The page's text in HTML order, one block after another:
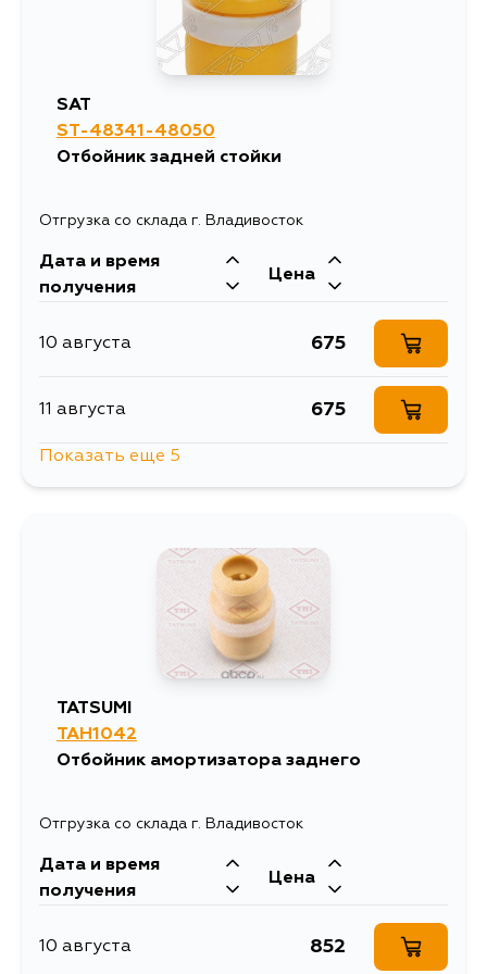
SAT
ST-48341-48050
Отбойник задней стойки
Отгрузка со склада г. Владивосток
Дата и время
получения
Цена
10 августа 675
11 августа 675
675
675
20 августа
Показать еще 5
TATSUMI
TAH1042
Отбойник амортизатора заднего
Отгрузка со склада г. Владивосток
Дата и время
получения
Цена
10 августа 852